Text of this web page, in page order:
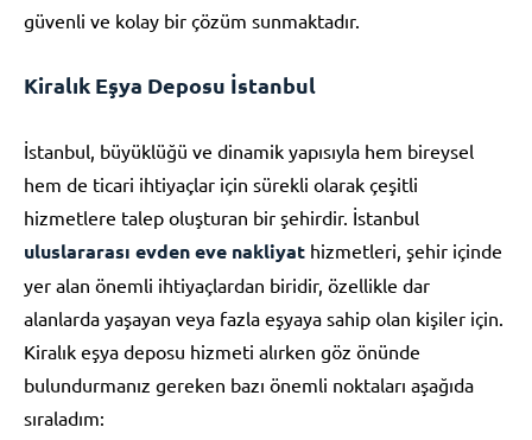
güvenli ve kolay bir çözüm sunmaktadır.
Kiralık Eşya Deposu İstanbul
İstanbul, büyüklüğü ve dinamik yapısıyla hem bireysel
hem de ticari ihtiyaçlar için sürekli olarak çeşitli
hizmetlere talep oluşturan bir şehirdir. İstanbul
uluslararası evden eve nakliyat hizmetleri, şehir içinde
yer alan önemli ihtiyaçlardan biridir, özellikle dar
alanlarda yaşayan veya fazla eşyaya sahip olan kişiler için.
Kiralık eşya deposu hizmeti alırken göz önünde
bulundurmanız gereken bazı önemli noktaları aşağıda
sıraladım: